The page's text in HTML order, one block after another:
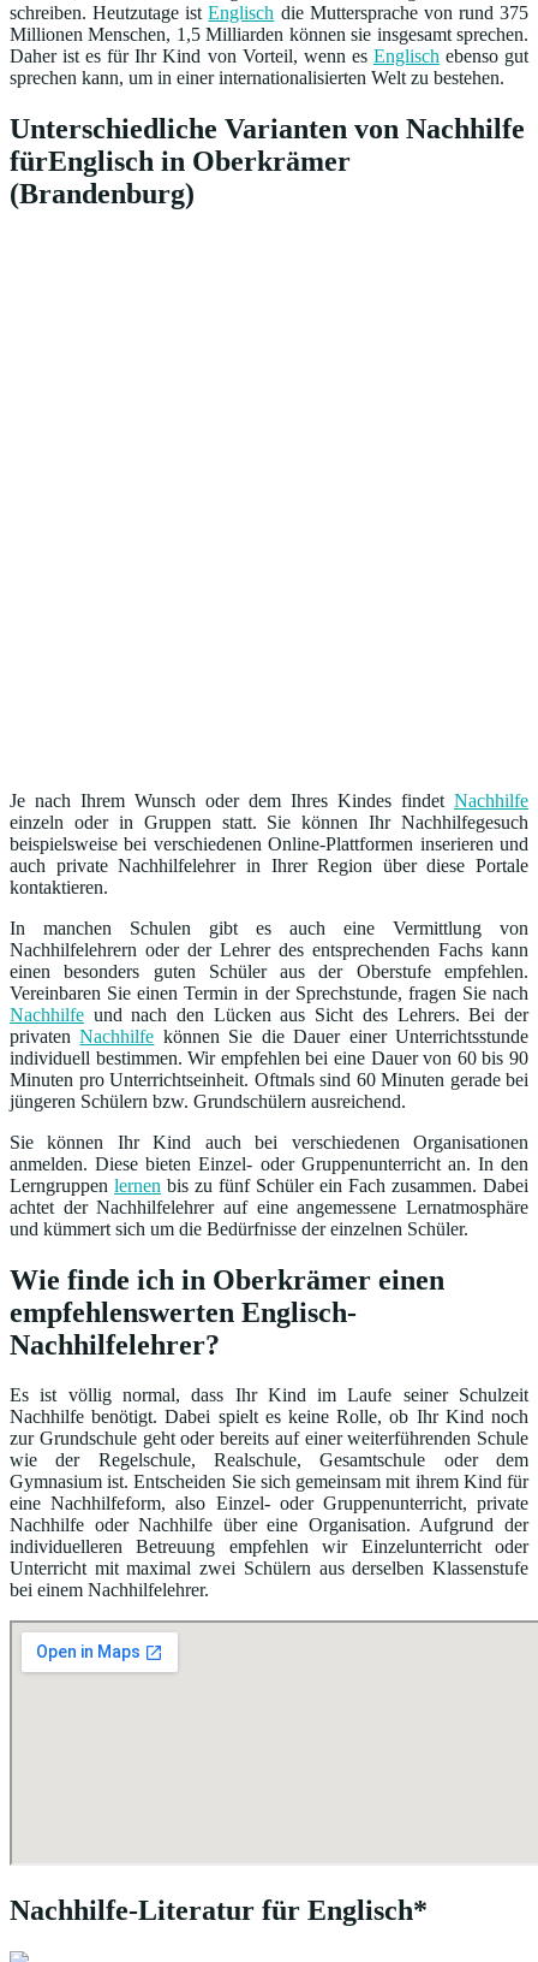
schreiben. Heutzutage istEnglisch die Muttersprache von rund 375
Millionen Menschen, 1,5 Milliarden können sie insgesamt sprechen.
Daher ist es für Ihr Kind von Vorteil, wenn es Englisch ebenso gut
sprechen kann, um in einer internationalisierten Welt zu bestehen.
Unterschiedliche Varianten von Nachhilfe
fürEnglisch in Oberkrämer
(Brandenburg)
Je nach Ihrem Wunsch oder dem Ihres Kindes findet Nachhilfe
einzeln oder in Gruppen statt. Sie können Ihr Nachhilfegesuch
beispielsweise bei verschiedenen Online-Plattformen inserieren und
auch private Nachhilfelehrer in Ihrer Region über diese Portale
kontaktieren.
In manchen Schulen gibt es auch eine Vermittlung von
Nachhilfelehrern oder der Lehrer des entsprechenden Fachs kann
einen besonders guten Schüler aus der Oberstufe empfehlen.
Vereinbaren Sie einen Termin in der Sprechstunde, fragen Sie nach
Nachhilfe und nach den Lücken aus Sicht des Lehrers. Bei der
privatenNachhilfe können Sie die Dauer einer Unterrichtsstunde
individuell bestimmen. Wir empfehlen bei eine Dauer von 60 bis 90
Minuten pro Unterrichtseinheit. Oftmals sind 60 Minuten gerade bei
jüngeren Schülern bzw. Grundschülern ausreichend.
Sie können Ihr Kind auch bei verschiedenen Organisationen
anmelden. Diese bieten Einzel- oder Gruppenunterricht an. In den
Lerngruppen lernen bis zu fünf Schüler ein Fach zusammen. Dabei
achtet der Nachhilfelehrer auf eine angemessene Lernatmosphäre
und kümmert sich um die Bedürfnisse der einzelnen Schüler.
Wie finde ich in Oberkrämer einen
empfehlenswerten Englisch-
Nachhilfelehrer?
Es ist völlig normal, dass Ihr Kind im Laufe seiner Schulzeit
Nachhilfe benötigt. Dabei spielt es keine Rolle, ob Ihr Kind noch
zur Grundschule geht oder bereits auf einer weiterführenden Schule
wie der Regelschule, Realschule, Gesamtschule oder dem
Gymnasium ist. Entscheiden Sie sich gemeinsam mit ihrem Kind für
eine Nachhilfeform, also Einzel- oder Gruppenunterricht, private
Nachhilfe oder Nachhilfe über eine Organisation. Aufgrund der
individuelleren Betreuung empfehlen wir Einzelunterricht oder
Unterricht mit maximal zwei Schülern aus derselben Klassenstufe
bei einem Nachhilfelehrer.
Nachhilfe-Literatur für Englisch*